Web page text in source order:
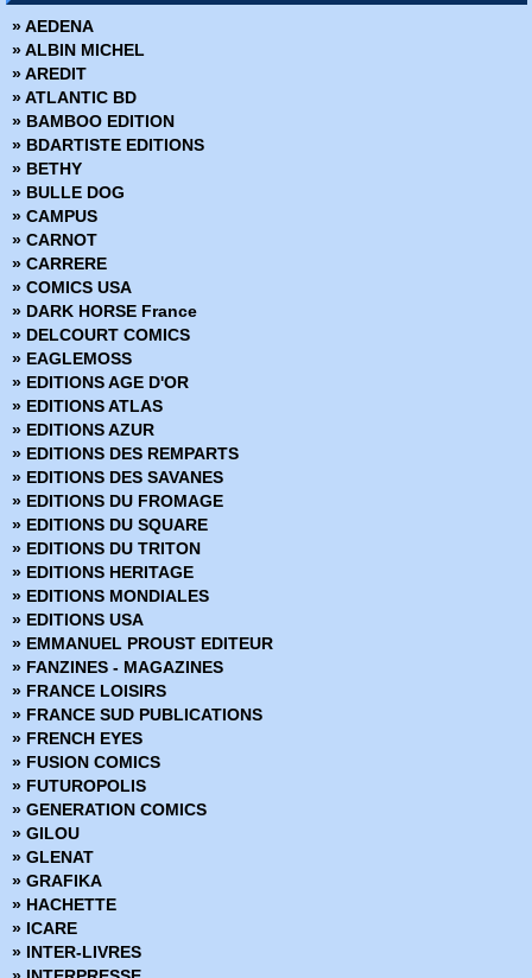
» DC Deluxe
» DC Heroes
» DC Icons
» DC Omnibus
» Deadpool Versus
» Dynamite
» Edition limitée
» Edition Prestige
» Encyclopédies Marvel
» Ere de Conan
» Fringe
» Green Hornet
» Hors Collections
» Iron-man - Les Aventures
» La planéte des singes
» Le printemps des Comics
» Les chroniques de Conan
» Marvel - Les grandes sagas
» Marvel - Les incontournables
» Marvel - Les origines
» Marvel Absolute
» Marvel Anthologie
» Marvel Aventures
» Marvel Cinematic
» Marvel Classic - Les Intégrales
» Marvel Dark
» Marvel Decades
» Marvel Deluxe
» Marvel Epic Collection
» Marvel Events
» Marvel Gold
» Marvel Graphic Novels
» Marvel Icons
» Marvel Illustration Book
» Marvel Kids
» Marvel Legacy
» Marvel Max
» Marvel Mini Monster
» Marvel Monster Edition
» Marvel Multiverse
» Marvel Next Gen
» AEDENA
» ALBIN MICHEL
» AREDIT
» ATLANTIC BD
» BAMBOO EDITION
» BDARTISTE EDITIONS
» BETHY
» BULLE DOG
» CAMPUS
» CARNOT
» CARRERE
» COMICS USA
» DARK HORSE France
» DELCOURT COMICS
» EAGLEMOSS
» EDITIONS AGE D'OR
» EDITIONS ATLAS
» EDITIONS AZUR
» EDITIONS DES REMPARTS
» EDITIONS DES SAVANES
» EDITIONS DU FROMAGE
» EDITIONS DU SQUARE
» EDITIONS DU TRITON
» EDITIONS HERITAGE
» EDITIONS MONDIALES
» EDITIONS USA
» EMMANUEL PROUST EDITEUR
» FANZINES - MAGAZINES
» FRANCE LOISIRS
» FRANCE SUD PUBLICATIONS
» FRENCH EYES
» FUSION COMICS
» FUTUROPOLIS
» GENERATION COMICS
» GILOU
» GLENAT
» GRAFIKA
» HACHETTE
» ICARE
» INTER-LIVRES